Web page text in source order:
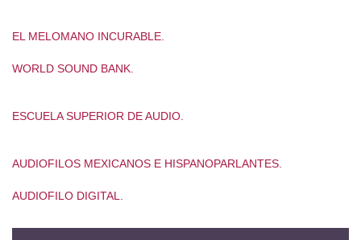
EL MELOMANO INCURABLE.
WORLD SOUND BANK.
ESCUELA SUPERIOR DE AUDIO.
AUDIOFILOS MEXICANOS E HISPANOPARLANTES.
AUDIOFILO DIGITAL.